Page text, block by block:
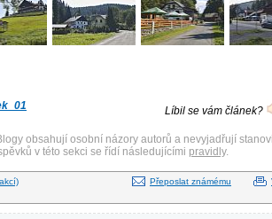
Líbil se vám článek?
obsahují osobní názory autorů a nevyjadřují
v této sekci se řídí následujícími pravidly.
Přeposlat známému